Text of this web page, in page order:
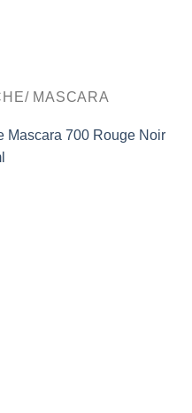
MASCARA
Mascara 700 Rouge Noir